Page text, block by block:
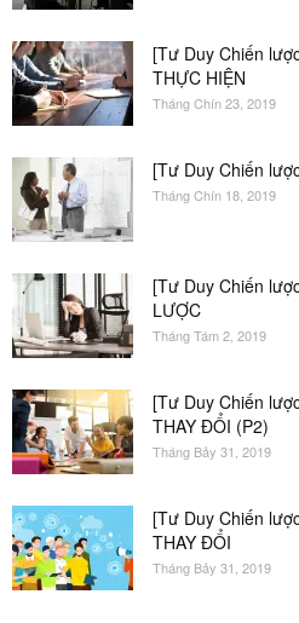
[Tư Duy Chiến
THỰC HIỆN
Tháng Chín 23, 2019
[Tư Duy Chiến
Tháng Chín 18, 2019
[Tư Duy Chiến
LƯỢC
Tháng Tám 2, 2019
[Tư Duy Chiến
THAY ĐỔI (P2)
Tháng Bảy 31, 2019
[Tư Duy Chiến
THAY ĐỔI
Tháng Bảy 31, 2019